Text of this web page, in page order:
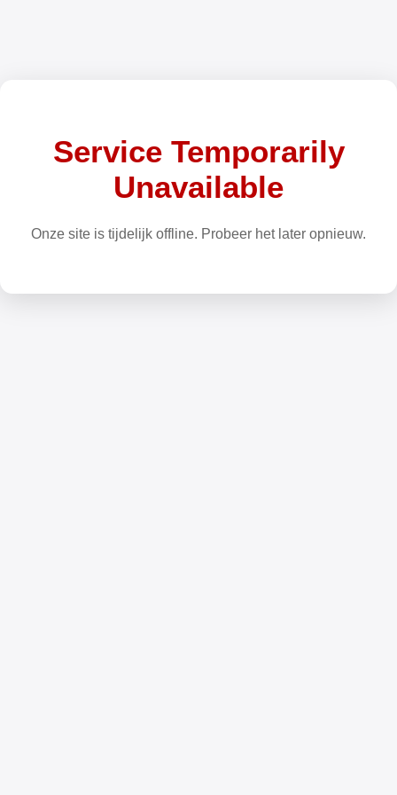
Service Temporarily
Unavailable
Onze site is tijdelijk offline. Probeer het later opnieuw.